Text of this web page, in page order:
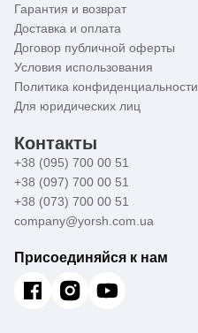
Гарантия и возврат
Доставка и оплата
Договор публичной оферты
Условия использования
Политика конфиденциальности
Для юридических лиц
Контакты
+38 (095) 700 00 51
+38 (097) 700 00 51
+38 (073) 700 00 51
company@yorsh.com.ua
Присоединяйся к нам